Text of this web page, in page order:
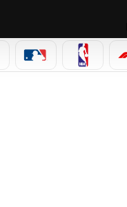
MLB NBA